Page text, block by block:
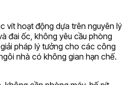
vít hoạt động dựa trên nguyên lý
đai ốc, không yêu cầu phòng
pháp lý tưởng cho các công
nhà có không gian hạn chế.